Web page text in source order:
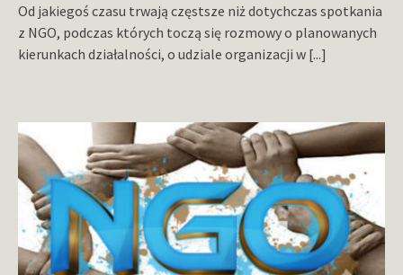
Od jakiegoś czasu trwają częstsze niż dotychczas spotkania
z NGO, podczas których toczą się rozmowy o planowanych
kierunkach działalności, o udziale organizacji w [...]